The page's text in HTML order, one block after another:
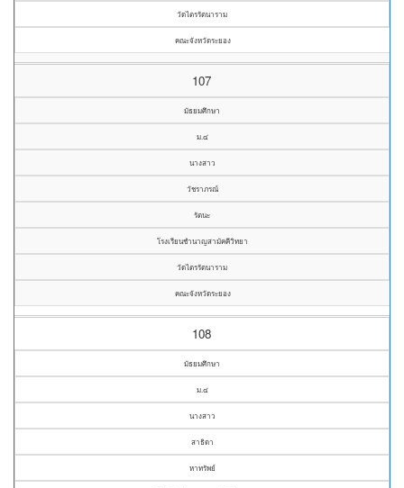
วัดไตรรัตนาราม
คณะจังหวัดระยอง
107
มัธยมศึกษา
ม.๔
นางสาว
วัชราภรณ์
รัตนะ
โรงเรียนชำนาญสามัคคีวิทยา
วัดไตรรัตนาราม
คณะจังหวัดระยอง
108
มัธยมศึกษา
ม.๔
นางสาว
สาธิดา
หาทรัพย์